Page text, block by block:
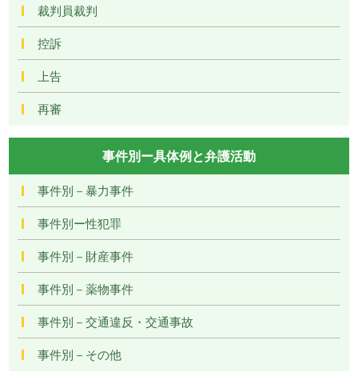
裁判員裁判
控訴
上告
再審
事件別ー具体例と弁護活動
事件別－暴力事件
事件別ー性犯罪
事件別－財産事件
事件別－薬物事件
事件別－交通違反・交通事故
事件別－その他